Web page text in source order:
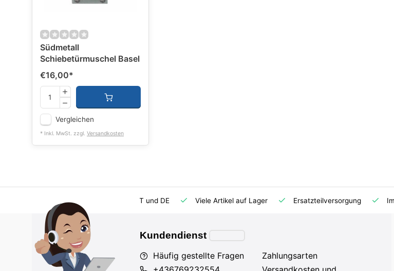
Südmetall
Schiebetürmuschel Basel
€16,00*
Vergleichen
* Inkl. MwSt. zzgl. Versandkosten
Importeur für AT und DE Viele Artikel auf Lager Ersatzteilversorgung
Kundendienst
Häufig gestellte Fragen
Zahlungsarten